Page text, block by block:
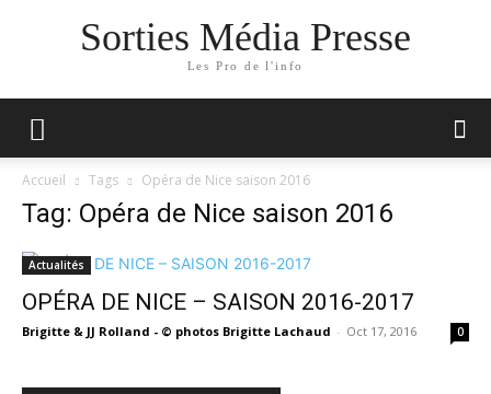
Sorties Média Presse
Les Pro de l'info
Accueil Tags Opéra de Nice saison 2016
Tag: Opéra de Nice saison 2016
Actualités
OPÉRA DE NICE – SAISON 2016-2017
Brigitte & JJ Rolland - © photos Brigitte Lachaud - Oct 17, 2016 0